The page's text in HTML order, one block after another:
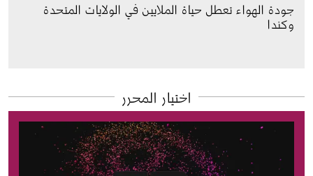
جودة الهواء تعطل حياة الملايين في الولايات المتحدة
وكندا
اختيار المحرر